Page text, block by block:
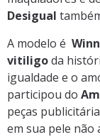
Desigual
A modelo é
vitiligoda
igualdade e o
participou do
peças
em sua pele não